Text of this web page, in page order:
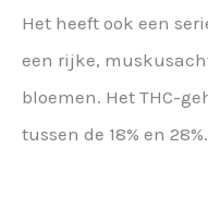
Het heeft ook een
een rijke,
bloemen. Het THC-
tussen de 18% en 28%.